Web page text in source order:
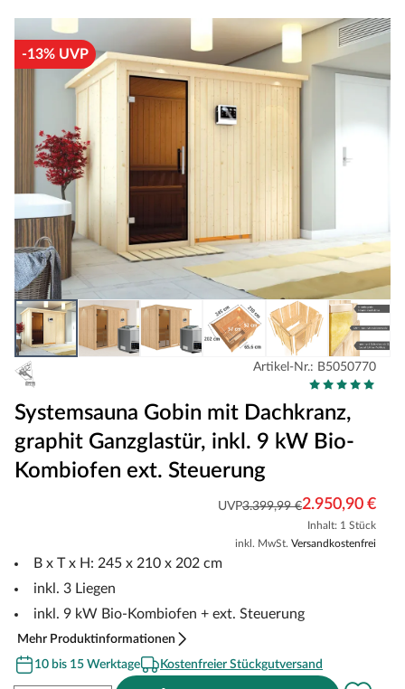
-13% UVP
Artikel-Nr.: B5050770
Systemsauna Gobin mit Dachkranz,
graphit Ganzglastür, inkl. 9 kW Bio-
Kombiofen ext. Steuerung
UVP3.399,99 €2.950,90 €
Inhalt: 1 Stück
inkl. MwSt. Versandkostenfrei
B x T x H: 245 x 210 x 202 cm
inkl. 3 Liegen
inkl. 9 kW Bio-Kombiofen + ext. Steuerung
Mehr Produktinformationen
10 bis 15 Werktage
Kostenfreier Stückgutversand